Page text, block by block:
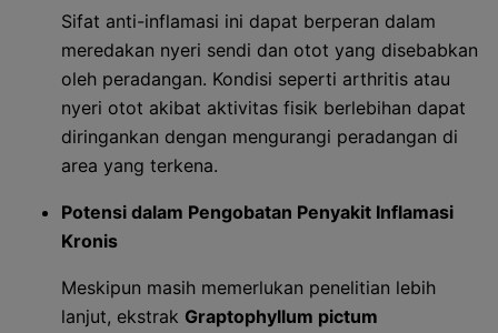
Sifat anti-inflamasi ini dapat berperan dalam
meredakan nyeri sendi dan otot yang disebabkan
oleh peradangan. Kondisi seperti arthritis atau
nyeri otot akibat aktivitas fisik berlebihan dapat
diringankan dengan mengurangi peradangan di
area yang terkena.
Potensi dalam Pengobatan Penyakit Inflamasi
Kronis
Meskipun masih memerlukan penelitian lebih
lanjut, ekstrak Graptophyllum pictum